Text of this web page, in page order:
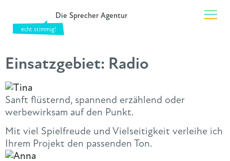
Die Sprecher Agentur
Einsatzgebiet: Radio
Sanft flüsternd, spannend erzählend oder
werbewirksam auf den Punkt.
Mit viel Spielfreude und Vielseitigkeit verleihe ich
Ihrem Projekt den passenden Ton.